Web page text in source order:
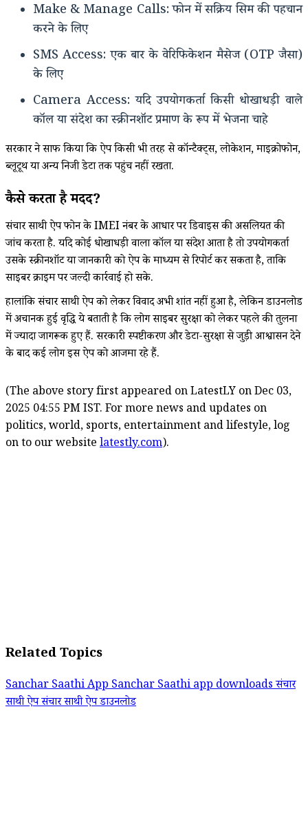
Make & Manage Calls: फोन में सक्रिय सिम की पहचान
करने के लिए
SMS Access: एक बार के वेरिफिकेशन मैसेज (OTP जैसा)
के लिए
Camera Access: यदि उपयोगकर्ता किसी धोखाधड़ी वाले
कॉल या संदेश का स्क्रीनशॉट प्रमाण के रूप में भेजना चाहे
सरकार ने साफ किया कि ऐप किसी भी तरह से कॉन्टैक्ट्स, लोकेशन, माइक्रोफोन,
ब्लूटूथ या अन्य निजी डेटा तक पहुंच नहीं रखता.
कैसे करता है मदद?
संचार साथी ऐप फोन के IMEI नंबर के आधार पर डिवाइस की असलियत की
जांच करता है. यदि कोई धोखाधड़ी वाला कॉल या संदेश आता है तो उपयोगकर्ता
उसके स्क्रीनशॉट या जानकारी को ऐप के माध्यम से रिपोर्ट कर सकता है, ताकि
साइबर क्राइम पर जल्दी कार्रवाई हो सके.
हालांकि संचार साथी ऐप को लेकर विवाद अभी शांत नहीं हुआ है, लेकिन डाउनलोड
में अचानक हुई वृद्धि ये बताती है कि लोग साइबर सुरक्षा को लेकर पहले की तुलना
में ज्यादा जागरूक हुए हैं. सरकारी स्पष्टीकरण और डेटा-सुरक्षा से जुड़ी आश्वासन देने
के बाद कई लोग इस ऐप को आजमा रहे हैं.
(The above story first appeared on LatestLY on Dec 03,
2025 04:55 PM IST. For more news and updates on
politics, world, sports, entertainment and lifestyle, log
on to our website latestly.com).
Related Topics
Sanchar Saathi AppSanchar Saathi app downloadsसंचार
साथी ऐपसंचार साथी ऐप डाउनलोड